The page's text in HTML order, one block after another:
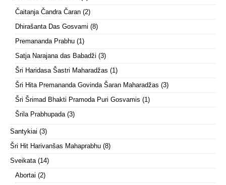
Čaitanja Čandra Čaran (2)
Dhirašanta Das Gosvami (8)
Premananda Prabhu (1)
Satja Narajana das Babadži (3)
Šri Haridasa Šastri Maharadžas (1)
Šri Hita Premananda Govinda Šaran Maharadžas (3)
Šri Šrimad Bhakti Pramoda Puri Gosvamis (1)
Šrila Prabhupada (3)
Santykiai (3)
Šri Hit Harivanšas Mahaprabhu (8)
Sveikata (14)
Abortai (2)